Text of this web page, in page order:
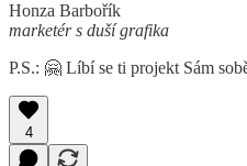
Honza Barbořík
marketér s duší grafika
P.S.: 🤗 Líbí se ti projekt Sám
4